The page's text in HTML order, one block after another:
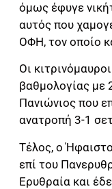
όμως έφυγε
αυτός που
ΟΦΗ, τον οποίο
Οι
βαθμολογίας με
Πανιώνιος που
ανατροπή 3-1
Τέλος, ο
επί του
Ερυθραία και